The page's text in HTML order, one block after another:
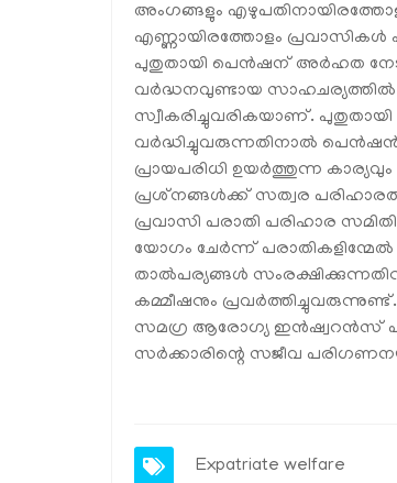
അംഗങ്ങളും
എണ്ണായിരത്തോളം പ്രവാസികള്‍
പുതുതായി പെന്‍ഷന് അര്‍ഹത
വര്‍ദ്ധനവുണ്ടായ
സ്വീകരിച്ചുവരികയാണ്.
വര്‍ദ്ധിച്ചുവരുന്നതിനാല്‍ പെന്‍ഷന്‍
പ്രായപരിധി ഉയര്‍ത്തുന്ന
പ്രശ്‌നങ്ങള്‍ക്ക് സത്വര
പ്രവാസി പരാതി പരിഹാര
യോഗം ചേര്‍ന്ന്
താല്‍പര്യങ്ങള്‍
കമ്മീഷനും
സമഗ്ര ആരോഗ്യ ഇന്‍ഷ്വറന്‍സ്
സര്‍ക്കാരിന്റെ സജീവ
Expatriate welfare